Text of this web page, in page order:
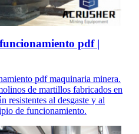
pdf |
pdf maquinaria minera.
de martillos fabricados en
resistentes al desgaste y al
de funcionamiento.